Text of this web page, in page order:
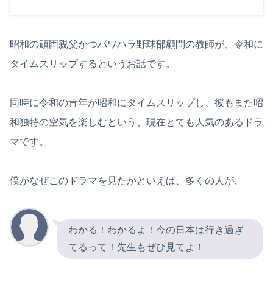
昭和の頑固親父かつパワハラ野球部顧問の教師が、令和に
タイムスリップするというお話です。
同時に令和の青年が昭和にタイムスリップし、彼もまた昭
和独特の空気を楽しむという、現在とても人気のあるドラ
マです。
僕がなぜこのドラマを見たかといえば、多くの人が、
わかる！わかるよ！今の日本は行き過ぎ
てるって！先生もぜひ見てよ！